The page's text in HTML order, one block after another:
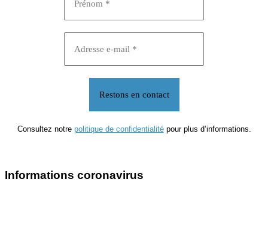
Consultez notre politique de confidentialitépour plus d’informations.
Informations coronavirus